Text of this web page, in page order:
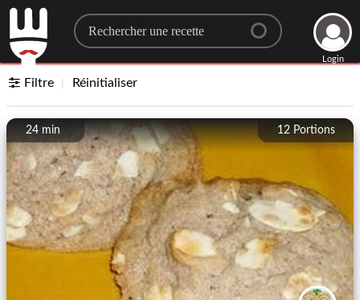
Search for a recipe
Login
Filtre Réinitialiser
12 Portions
24 min